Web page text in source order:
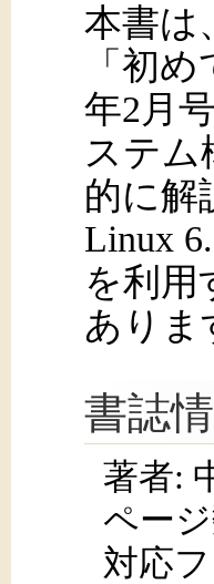
本書は
「初
年2月
ステム
的に解
Linux
を利用
ありま
書誌
著者:
ペー
対応